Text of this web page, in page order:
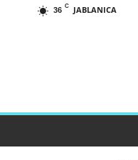
36 C JABLANICA